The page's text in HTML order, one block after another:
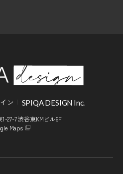
ン SPIQA DESIGN Inc.
27-7 渋谷東KMビル6F
Maps